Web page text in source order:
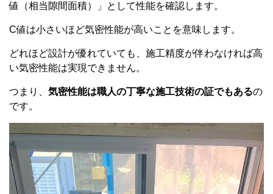
値（相当隙間面積）」として性能を確認します。
C値は小さいほど気密性能が高いことを意味します。
どれほど設計が優れていても、施工精度が伴わなければ高
い気密性能は実現できません。
つまり、 気密性能は職人の丁寧な施工技術の証でもあるの
です。